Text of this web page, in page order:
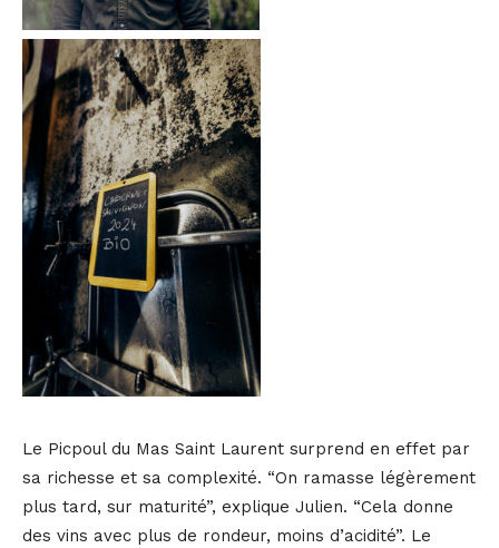
Le Picpoul du Mas Saint Laurent surprend en effet par
sa richesse et sa complexité. “On ramasse légèrement
plus tard, sur maturité”, explique Julien. “Cela donne
des vins avec plus de rondeur, moins d’acidité”. Le